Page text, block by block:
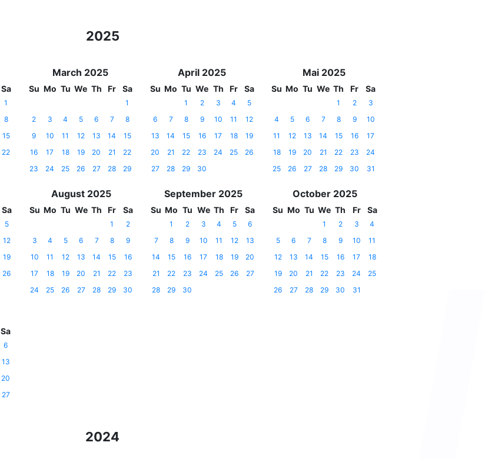
2025
Sa
1
8
15
22
March 2025
Su Mo Tu We Th Fr Sa
1
2
3 4 5 6 7
8
9
10 11 12 13 14
15
16
17 18 19 20 21
22
23
24 25 26 27 28 29
April 2025
Su Mo Tu We Th Fr Sa
1 2 3 4
5
6
7 8 9 10 11
12
13
14 15 16 17 18
19
20
21 22 23 24 25
26
27
28 29 30
Mai 2025
Su Mo Tu We Th Fr Sa
1 2
3
4
5 6 7 8 9
10
11
12 13 14 15 16
17
18
19 20 21 22 23
24
25
26 27 28 29 30 31
Sa
5
12
19
26
August 2025
Su Mo Tu We Th Fr Sa
1
2
3
4 5 6 7 8
9
10
11 12 13 14 15
16
17
18 19 20 21 22
23
24
25 26 27 28 29 30
September 2025
Su Mo Tu We Th Fr Sa
1 2 3 4 5
6
7
8 9 10 11 12
13
14
15 16 17 18 19
20
21
22 23 24 25 26
27
28
29 30
October 2025
Su Mo Tu We Th Fr Sa
1 2 3
4
5
6 7 8 9 10
11
12
13 14 15 16 17
18
19
20 21 22 23 24
25
26
27 28 29 30 31
Sa
6
13
20
27
2024